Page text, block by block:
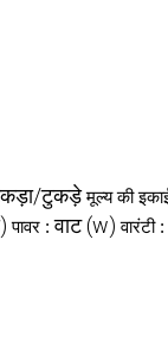
टुकड़े मूल्य की
पावर :वाट (w) वारंटी :